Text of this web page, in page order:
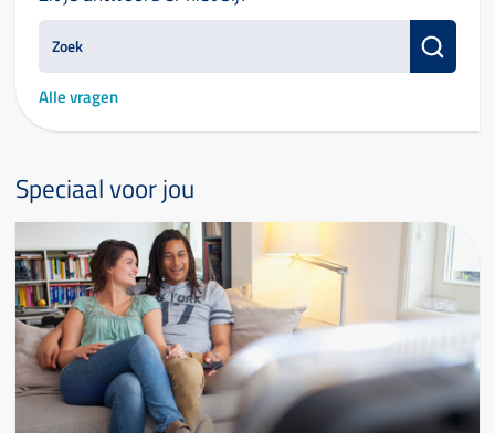
Alle vragen
Speciaal voor jou